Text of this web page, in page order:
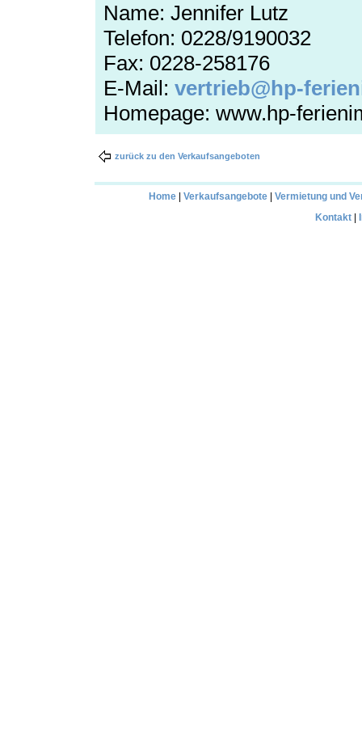
Name: Jennifer Lutz
Telefon: 0228/9190032
Fax: 0228-258176
E-Mail: vertrieb@hp-
Homepage: www.hp-
zurück zu den Verkaufsangeboten
Home Verkaufsangebote
Vermietung und
Kontakt